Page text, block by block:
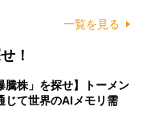
一覧を見る
！
騰株」を探せ】トーメン
じて世界のAIメモリ需